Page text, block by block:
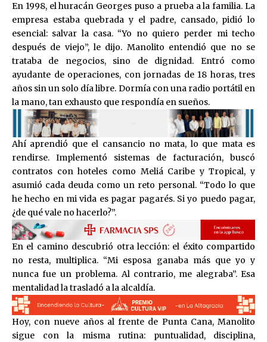
En 1998, el huracán Georges puso a prueba a la familia. La
empresa estaba quebrada y el padre, cansado, pidió lo
esencial: salvar la casa. “Yo no quiero perder mi techo
después de viejo”, le dijo. Manolito entendió que no se
trataba de negocios, sino de dignidad. Entró como
ayudante de operaciones, con jornadas de 18 horas, tres
años sin un solo día libre. Dormía con una radio portátil en
la mano, tan exhausto que respondía en sueños.
Ahí aprendió que el cansancio no mata, lo que mata es
rendirse. Implementó sistemas de facturación, buscó
contratos con hoteles como Meliá Caribe y Tropical, y
asumió cada deuda como un reto personal. “Todo lo que
he hecho en mi vida es pagar pagarés. Si yo puedo pagar,
¿de qué vale no hacerlo?”.
En el camino descubrió otra lección: el éxito compartido
no resta, multiplica. “Mi esposa ganaba más que yo y
nunca fue un problema. Al contrario, me alegraba”. Esa
mentalidad la trasladó a la alcaldía.
Hoy, con nueve años al frente de Punta Cana, Manolito
sigue con la misma rutina: puntualidad, disciplina,